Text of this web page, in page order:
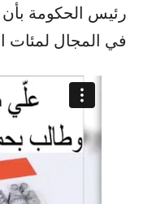
رئيس الحكومة بأن
في المجال